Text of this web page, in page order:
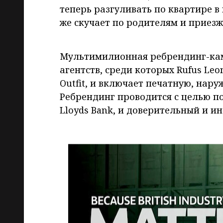
теперь разгуливать по квартире
же скучает по родителям и
Мультимилионная ребрендинг-
агентств, среди которых Rufus
Outfit, и включает печатную,
Ребрендинг проводится с целью
Lloyds Bank, и доверительный и